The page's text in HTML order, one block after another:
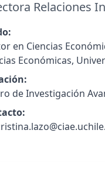
Relaciones
en Ciencias
Económicas,
de Investigación